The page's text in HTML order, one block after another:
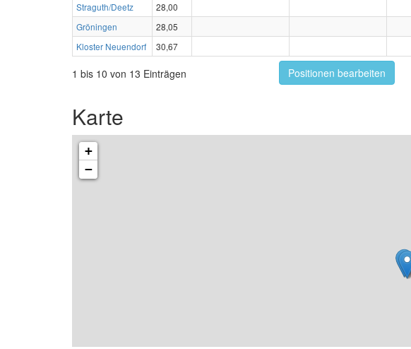
Straguth/Deetz
28,00
Gröningen
28,05
Kloster Neuendorf
30,67
1 bis 10 von 13 Einträgen Positionen bearbeiten
Karte
+
−